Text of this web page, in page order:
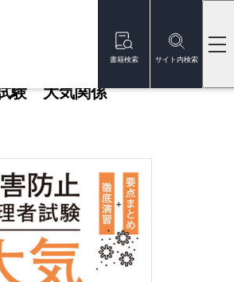
書籍検索 サイト内検索
験 大気関係